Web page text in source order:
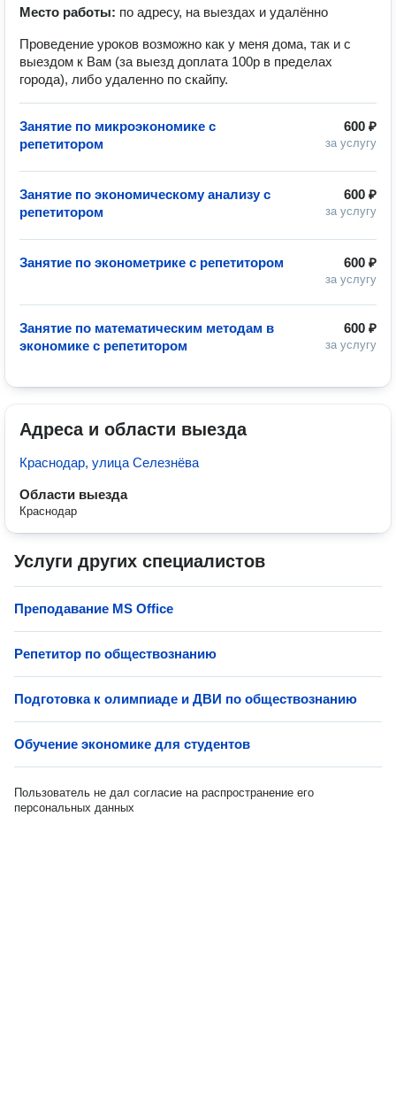
Место работы: по адресу, на выездах и удалённо
Проведение уроков возможно как у меня дома, так и с
выездом к Вам (за выезд доплата 100р в пределах
города), либо удаленно по скайпу.
600 ₽
за услугу
Занятие по микроэкономике с
репетитором
600 ₽
за услугу
Занятие по экономическому анализу с
репетитором
600 ₽
за услугу
Занятие по эконометрике с репетитором
600 ₽
за услугу
Занятие по математическим методам в
экономике с репетитором
Адреса и области выезда
Краснодар, улица Селезнёва
Области выезда
Краснодар
Услуги других специалистов
Преподавание MS Office
Репетитор по обществознанию
Подготовка к олимпиаде и ДВИ по обществознанию
Обучение экономике для студентов
Пользователь не дал согласие на распространение его
персональных данных